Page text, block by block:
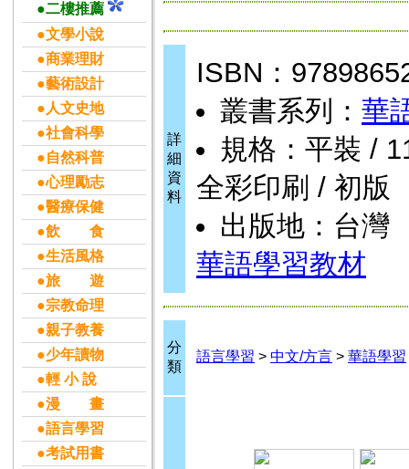
●二樓推薦
●文學小說
●商業理財
●藝術設計
●人文史地
●社會科學
●自然科普
●心理勵志
●醫療保健
●飲 食
●生活風格
●旅 遊
●宗教命理
●親子教養
●少年讀物
●輕 小 說
●漫 畫
●語言學習
●考試用書
詳
細
資
料
ISBN：
叢書系列： 華
規格：平裝 /
全彩印刷 / 初版
出版地：台灣
華語學習教材
分
類
語言學習 > 中文/方言 > 華語學習